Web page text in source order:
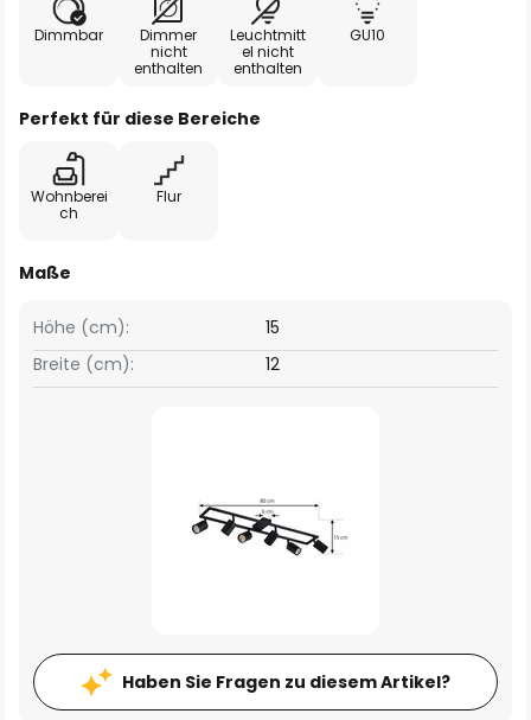
Dimmbar
Dimmer
nicht
enthalten
Leuchtmitt
el nicht
enthalten
GU10
Perfekt für diese Bereiche
Wohnberei
ch
Flur
Maße
Breite (cm): 12
Höhe (cm): 15
Haben Sie Fragen zu diesem Artikel?